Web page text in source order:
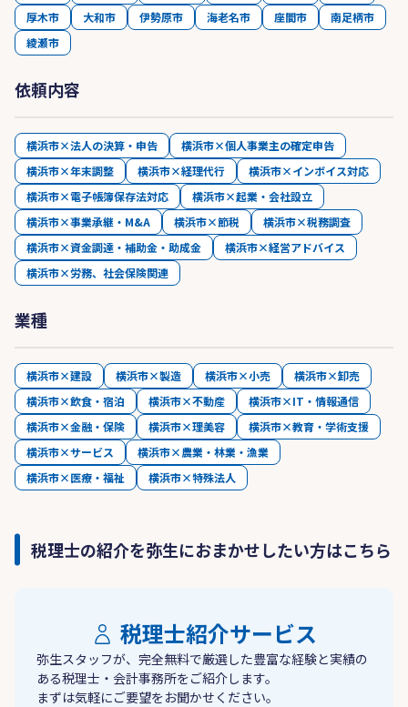
厚木市
大和市 伊勢原市 海老名市 座間市
南足柄市
綾瀬市
依頼内容
横浜市×法人の決算・申告
横浜市×個人事業主の確定申告
横浜市×年末調整
横浜市×経理代行
横浜市×インボイス対応
横浜市×電子帳簿保存法対応
横浜市×起業・会社設立
横浜市×事業承継・M&A
横浜市×節税
横浜市×税務調査
横浜市×資金調達・補助金・助成金
横浜市×経営アドバイス
横浜市×労務、社会保険関連
業種
横浜市×建設 横浜市×製造 横浜市×小売
横浜市×卸売
横浜市×飲食・宿泊
横浜市×不動産
横浜市×IT・情報通信
横浜市×金融・保険
横浜市×理美容
横浜市×教育・学術支援
横浜市×サービス
横浜市×農業・林業・漁業
横浜市×医療・福祉
横浜市×特殊法人
税理士の紹介を弥生におまかせしたい方はこちら
税理士紹介サービス
弥生スタッフが、完全無料で厳選した豊富な経験と実績の
ある税理士・会計事務所をご紹介します。
まずは気軽にご要望をお聞かせください。